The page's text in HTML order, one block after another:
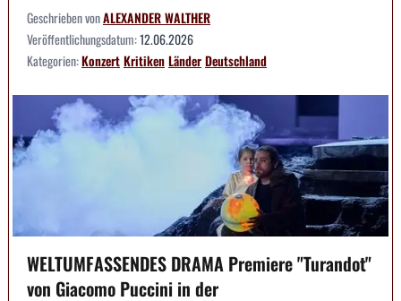
Geschrieben vonALEXANDER WALTHER
Veröffentlichungsdatum:12.06.2026
Kategorien:KonzertKritikenLänderDeutschland
WELTUMFASSENDES DRAMA Premiere "Turandot"
von Giacomo Puccini in der